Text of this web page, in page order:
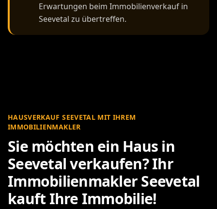
Erwartungen beim Immobilienverkauf in
Seevetal zu übertreffen.
HAUSVERKAUF SEEVETAL MIT IHREM
IMMOBILIENMAKLER
Sie möchten ein Haus in
Seevetal verkaufen? Ihr
Immobilienmakler Seevetal
kauft Ihre Immobilie!